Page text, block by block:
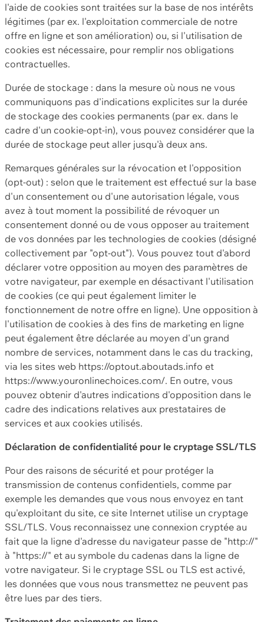
l'aide de cookies sont traitées sur la base de nos intérêts
légitimes (par ex. l'exploitation commerciale de notre
offre en ligne et son amélioration) ou, si l'utilisation de
cookies est nécessaire, pour remplir nos obligations
contractuelles.
Durée de stockage : dans la mesure où nous ne vous
communiquons pas d'indications explicites sur la durée
de stockage des cookies permanents (par ex. dans le
cadre d'un cookie-opt-in), vous pouvez considérer que la
durée de stockage peut aller jusqu'à deux ans.
Remarques générales sur la révocation et l'opposition
(opt-out) : selon que le traitement est effectué sur la base
d'un consentement ou d'une autorisation légale, vous
avez à tout moment la possibilité de révoquer un
consentement donné ou de vous opposer au traitement
de vos données par les technologies de cookies (désigné
collectivement par "opt-out"). Vous pouvez tout d'abord
déclarer votre opposition au moyen des paramètres de
votre navigateur, par exemple en désactivant l'utilisation
de cookies (ce qui peut également limiter le
fonctionnement de notre offre en ligne). Une opposition à
l'utilisation de cookies à des fins de marketing en ligne
peut également être déclarée au moyen d'un grand
nombre de services, notamment dans le cas du tracking,
via les sites web https://optout.aboutads.info et
https://www.youronlinechoices.com/. En outre, vous
pouvez obtenir d'autres indications d'opposition dans le
cadre des indications relatives aux prestataires de
services et aux cookies utilisés.
Déclaration de confidentialité pour le cryptage SSL/TLS
Pour des raisons de sécurité et pour protéger la
transmission de contenus confidentiels, comme par
exemple les demandes que vous nous envoyez en tant
qu'exploitant du site, ce site Internet utilise un cryptage
SSL/TLS. Vous reconnaissez une connexion cryptée au
fait que la ligne d'adresse du navigateur passe de "http://"
à "https://" et au symbole du cadenas dans la ligne de
votre navigateur. Si le cryptage SSL ou TLS est activé,
les données que vous nous transmettez ne peuvent pas
être lues par des tiers.